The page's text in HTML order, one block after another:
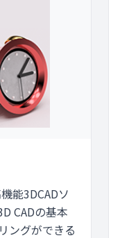
能3DCADソ
CADの基本
ングができる